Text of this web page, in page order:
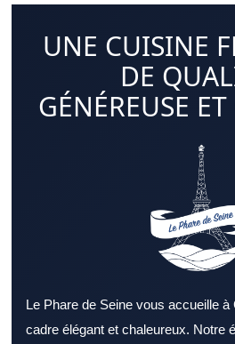
UNE CUISINE
DE
GÉNÉREUSE
Le Phare de Seine vous accueille
cadre élégant et chaleureux. Notre